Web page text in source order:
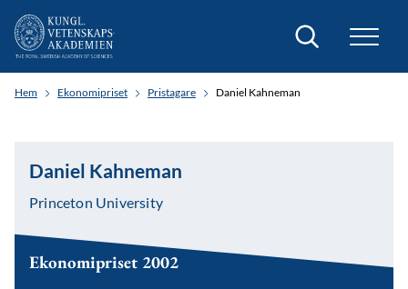
Sök
Hem Ekonomipriset Pristagare Daniel Kahneman
Daniel Kahneman
Princeton University
Ekonomipriset 2002